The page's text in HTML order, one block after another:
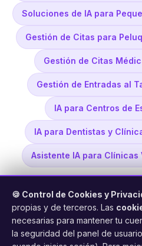
Soluciones de IA para
Gestión de Citas para
Gestión de Citas
Gestión de Entradas al
IA para Centros de
IA para Dentistas y
Asistente IA para
🍪 Control de Cookies y
propias y de terceros. Las
necesarias para mantener tu
la seguridad del panel de